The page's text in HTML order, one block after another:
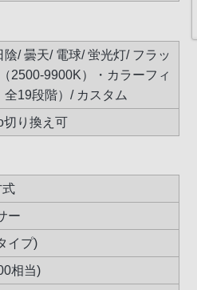
陰/ 曇天/ 電球/ 蛍光灯/ フラッ
2500-9900K）・カラーフィ
全19段階）/ カスタム
切り換え可
式
ー
イプ)
相当)